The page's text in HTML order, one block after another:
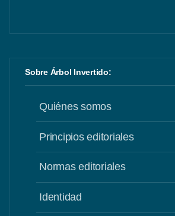
Sobre Árbol Invertido:
Quiénes somos
Principios editoriales
Normas editoriales
Identidad